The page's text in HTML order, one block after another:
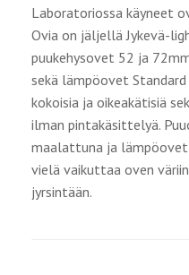
Laboratoriossa käyneet
Ovia on jäljellä Jykevä-
puukehysovet 52 ja
sekä lämpöovet
kokoisia ja oikeakätisiä
ilman pintakäsittelyä.
maalattuna ja
vielä vaikuttaa oven
jyrsintään.